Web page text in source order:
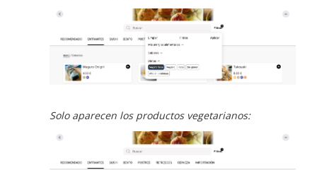
Solo aparecen los productos vegetarianos: